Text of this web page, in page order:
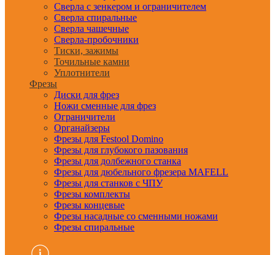
Сверла с зенкером и ограничителем
Сверла спиральные
Сверла чашечные
Сверла-пробочники
Тиски, зажимы
Точильные камни
Уплотнители
Фрезы
Диски для фрез
Ножи сменные для фрез
Ограничители
Органайзеры
Фрезы для Festool Domino
Фрезы для глубокого пазования
Фрезы для долбежного станка
Фрезы для дюбельного фрезера MAFELL
Фрезы для станков с ЧПУ
Фрезы комплекты
Фрезы концевые
Фрезы насадные со сменными ножами
Фрезы спиральные